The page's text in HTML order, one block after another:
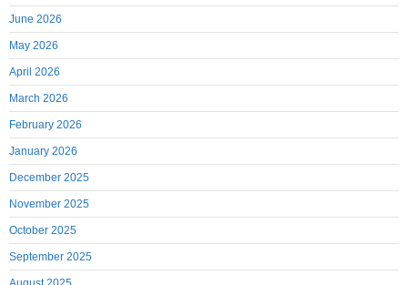
June 2026
May 2026
April 2026
March 2026
February 2026
January 2026
December 2025
November 2025
October 2025
September 2025